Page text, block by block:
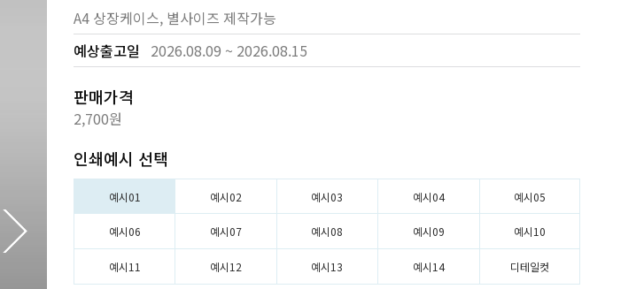
A4 상장케이스, 별사이즈 제작가능
예상출고일
2026.08.09 ~ 2026.08.15
판매가격
2,700원
인쇄예시 선택
예시01 예시02 예시03 예시04 예시05
예시06 예시07 예시08 예시09 예시10
예시11 예시12 예시13 예시14 디테일컷